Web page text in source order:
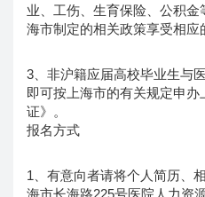
业、工伤、生育保险、公积
海市制定的相关政策享受相应
3、非沪籍应届高校毕业生与
即可按上海市的有关规定申
证》。
报名方式
1、有意向者请将个人简历、
海市长海路225号医院人力资